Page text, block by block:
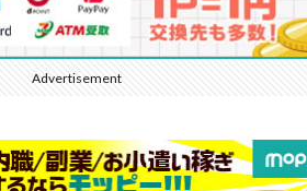
Advertisement